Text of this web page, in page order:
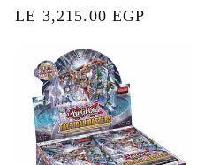
السعر
LE 3,215.00 EGP